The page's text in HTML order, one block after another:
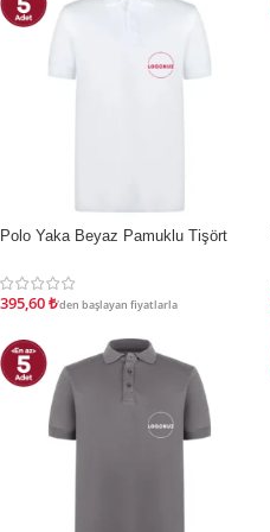
İNDIRIM
Polo Yaka Beyaz Pamuklu Tişört
395,60₺'den başlayan fiyatlarla